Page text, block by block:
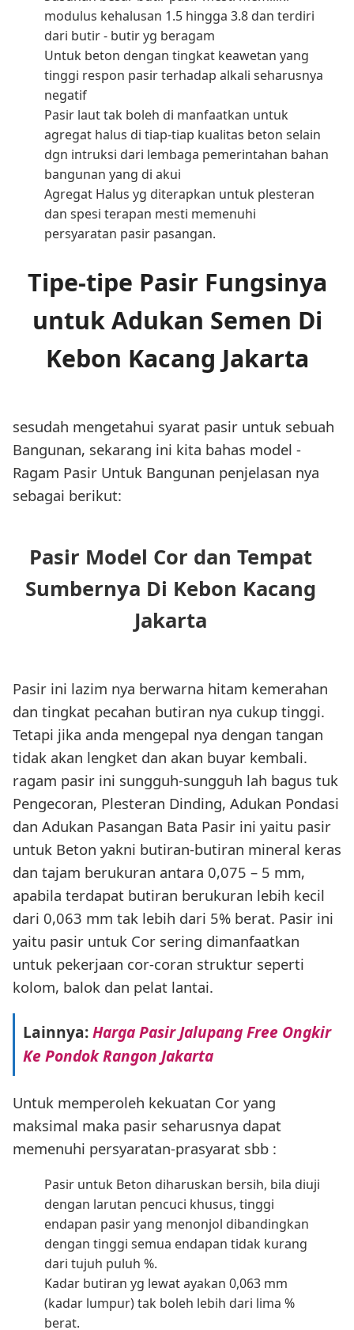
modulus kehalusan 1.5 hingga 3.8 dan terdiri
dari butir - butir yg beragam
Untuk beton dengan tingkat keawetan yang
tinggi respon pasir terhadap alkali seharusnya
negatif
Pasir laut tak boleh di manfaatkan untuk
agregat halus di tiap-tiap kualitas beton selain
dgn intruksi dari lembaga pemerintahan bahan
bangunan yang di akui
Agregat Halus yg diterapkan untuk plesteran
dan spesi terapan mesti memenuhi
persyaratan pasir pasangan.
Tipe-tipe Pasir Fungsinya
untuk Adukan Semen Di
Kebon Kacang Jakarta
sesudah mengetahui syarat pasir untuk sebuah
Bangunan, sekarang ini kita bahas model -
Ragam Pasir Untuk Bangunan penjelasan nya
sebagai berikut:
Pasir Model Cor dan Tempat
Sumbernya Di Kebon Kacang
Jakarta
Pasir ini lazim nya berwarna hitam kemerahan
dan tingkat pecahan butiran nya cukup tinggi.
Tetapi jika anda mengepal nya dengan tangan
tidak akan lengket dan akan buyar kembali.
ragam pasir ini sungguh-sungguh lah bagus tuk
Pengecoran, Plesteran Dinding, Adukan Pondasi
dan Adukan Pasangan Bata Pasir ini yaitu pasir
untuk Beton yakni butiran-butiran mineral keras
dan tajam berukuran antara 0,075 – 5 mm,
apabila terdapat butiran berukuran lebih kecil
dari 0,063 mm tak lebih dari 5% berat. Pasir ini
yaitu pasir untuk Cor sering dimanfaatkan
untuk pekerjaan cor-coran struktur seperti
kolom, balok dan pelat lantai.
Lainnya:Harga Pasir Jalupang Free Ongkir
Ke Pondok Rangon Jakarta
Untuk memperoleh kekuatan Cor yang
maksimal maka pasir seharusnya dapat
memenuhi persyaratan-prasyarat sbb :
Pasir untuk Beton diharuskan bersih, bila diuji
dengan larutan pencuci khusus, tinggi
endapan pasir yang menonjol dibandingkan
dengan tinggi semua endapan tidak kurang
dari tujuh puluh %.
Kadar butiran yg lewat ayakan 0,063 mm
(kadar lumpur) tak boleh lebih dari lima %
berat.